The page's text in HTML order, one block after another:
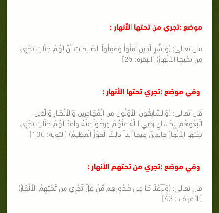
موضع :تجري من تحتها الأنهار :
قال تعالى: (وَبَشّرِ الّذِين آمَنُواْ وَعَمِلُواْ الصّالِحَاتِ أَنّ لَهُمْ جَنّاتٍ تَجْرِي
مِن تَحْتِهَا الأنْهَارُ) [البقرة: 25]
وفي موضع :تجري تحتها الأنهار :
قال تعالى: (وَالسّابِقُونَ الأوّلُونَ مِنَ الْمُهَاجِرِينَ وَالأنْصَارِ وَالّذِينَ
اتّبَعُوهُم بِإِحْسَانٍ رّضِيَ اللّهُ عَنْهُمْ وَرَضُواْ عَنْهُ وَأَعَدّ لَهُمْ جَنّاتٍ تَجْرِي
تَحْتَهَا الأنْهَارُ خَالِدِينَ فِيهَآ أَبَداً ذَلِكَ الْفَوْزُ الْعَظِيمُ) [التوبة: 100]
وفي موضع :تجري من تحتهم الأنهار :
قال تعالى: (وَنَزَعْنَا مَا فِي صُدُورِهِم مّنْ غِلّ تَجْرِي مِن تَحْتِهِمُ الأنْهَارُ)
[الأعراف : 43]